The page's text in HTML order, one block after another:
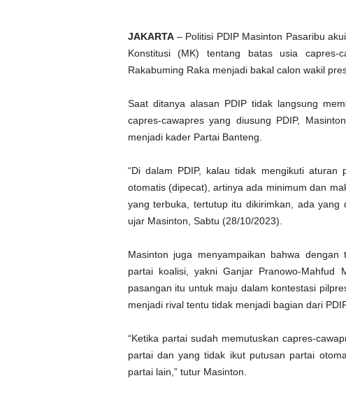
JAKARTA– Politisi PDIP Masinton Pasaribu
Konstitusi (MK) tentang batas usia capres-
Rakabuming Raka menjadi bakal calon wakil
Saat ditanya alasan PDIP tidak langsung
capres-cawapres yang diusung PDIP,
menjadi kader Partai Banteng.
“Di dalam PDIP, kalau tidak mengikuti
otomatis (dipecat), artinya ada minimum dan
yang terbuka, tertutup itu dikirimkan, ada yang
ujar Masinton, Sabtu (28/10/2023).
Masinton juga menyampaikan bahwa
partai koalisi, yakni Ganjar Pranowo-Mahfud
pasangan itu untuk maju dalam kontestasi
menjadi rival tentu tidak menjadi bagian dari
“Ketika partai sudah memutuskan capres-
partai dan yang tidak ikut putusan partai
partai lain,” tutur Masinton.